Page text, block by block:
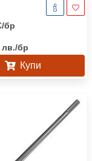
/бр
лв./бр
Купи